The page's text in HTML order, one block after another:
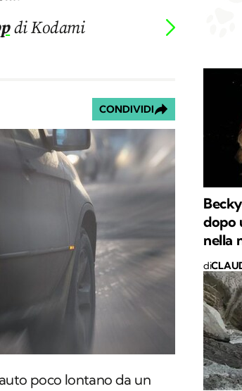
di Kodami
CONDIVIDI
poco lontano da un
dopo
nella
di